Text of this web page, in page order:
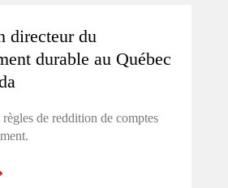
directeur du
durable au Québec
de reddition de comptes